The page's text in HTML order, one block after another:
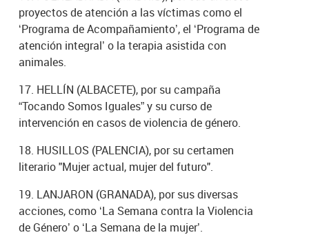
proyectos de atención a las víctimas como el
‘Programa de Acompañamiento’, el ‘Programa de
atención integral’ o la terapia asistida con
animales.
17. HELLÍN (ALBACETE), por su campaña
“Tocando Somos Iguales” y su curso de
intervención en casos de violencia de género.
18. HUSILLOS (PALENCIA), por su certamen
literario "Mujer actual, mujer del futuro".
19. LANJARON (GRANADA), por sus diversas
acciones, como ‘La Semana contra la Violencia
de Género’ o ‘La Semana de la mujer’.